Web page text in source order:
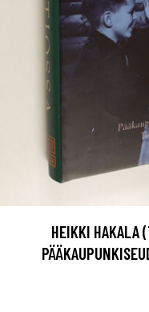
HEIKKI HAKALA